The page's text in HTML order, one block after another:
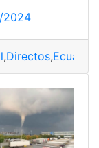
2024
,Directos,Ecuavisa